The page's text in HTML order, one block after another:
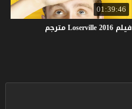
01:39:46
فيلم Loserville2016 مترجم